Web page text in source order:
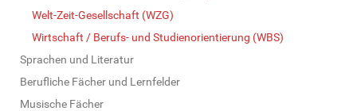
Welt-Zeit-Gesellschaft (WZG)
Wirtschaft / Berufs- und Studienorientierung (WBS)
Sprachen und Literatur
Berufliche Fächer und Lernfelder
Musische Fächer